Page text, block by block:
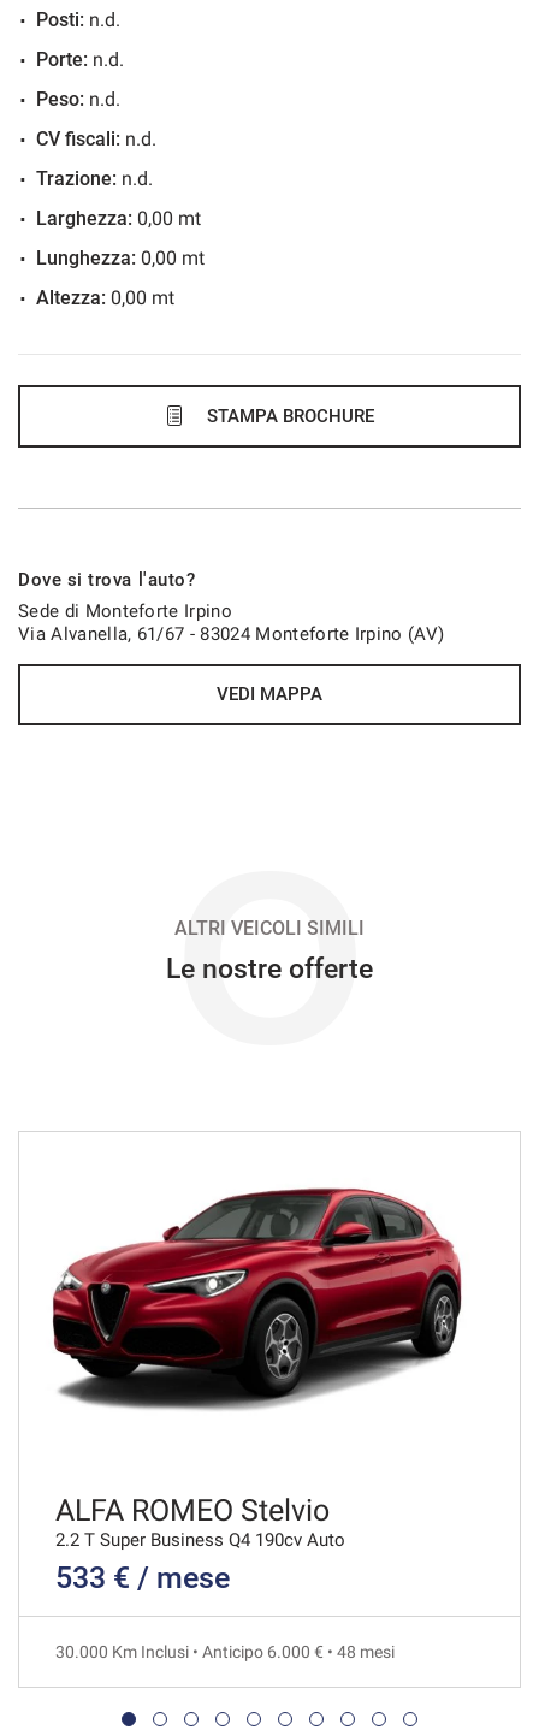
36 Mesi
857€/mese
48 Mesi
887€/mese
36 Mesi
899€/mese
931€/mese
48 Mesi
VEDI
982€/mese
VEDI
991€/mese
36 Mesi
Posti: n.d.
Porte: n.d.
Peso: n.d.
CV fiscali: n.d.
Trazione: n.d.
Larghezza: 0,00 mt
Lunghezza: 0,00 mt
Altezza: 0,00 mt
STAMPA BROCHURE
Dove si trova l'auto?
Sede di Monteforte Irpino
Via Alvanella, 61/67 - 83024 Monteforte Irpino (AV)
VEDI MAPPA
O
ALTRI VEICOLI SIMILI
Le nostre offerte
ALFA ROMEO Stelvio
2.2 T Super Business Q4 190cv Auto
533 € / mese
30.000 Km Inclusi • Anticipo 6.000 € • 48 mesi